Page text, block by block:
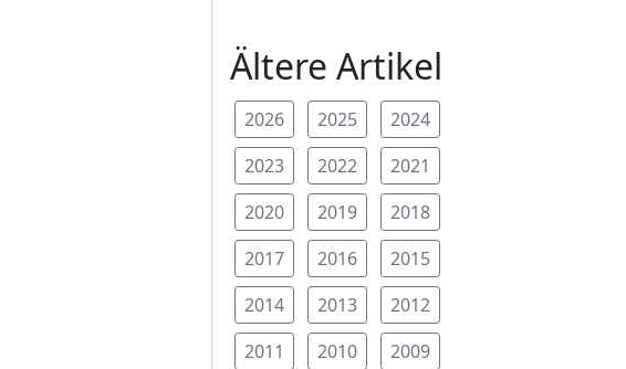
Ältere Artikel
2026 2025
2024
2023
2022
2021
2020
2019
2018
2017
2016
2015
2014
2013
2012
2011
2010 2009